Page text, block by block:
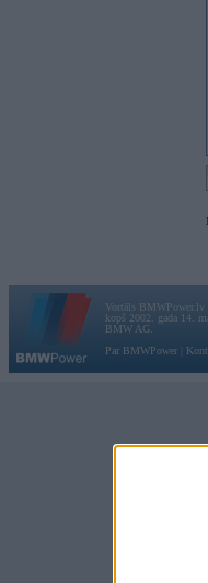
Vortāls BMWPower.lv
kopš 2002. gada 14.
BMW AG.
Par BMWPower